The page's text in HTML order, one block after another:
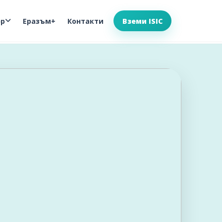
Еразъм+ Контакти Вземи ISIC